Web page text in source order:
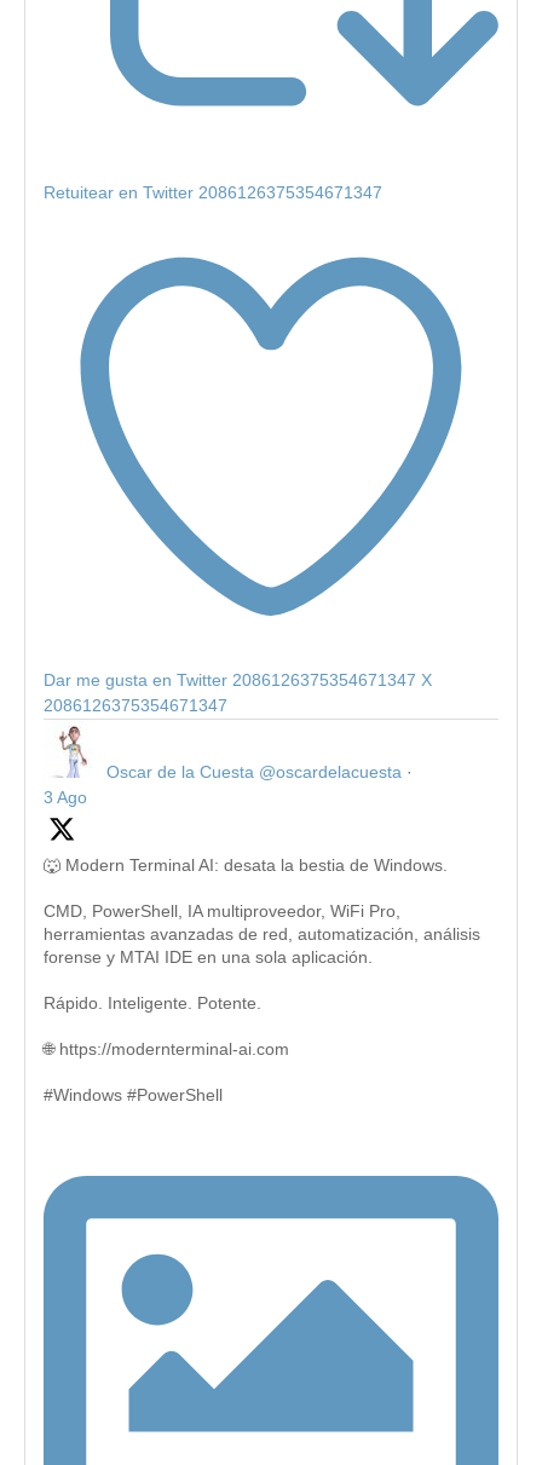
Retuitear en Twitter 2086126375354671347
Dar me gusta en Twitter 2086126375354671347 X
2086126375354671347
Oscar de la Cuesta @oscardelacuesta ·
3 Ago
🐺 Modern Terminal AI: desata la bestia de Windows.
CMD, PowerShell, IA multiproveedor, WiFi Pro,
herramientas avanzadas de red, automatización, análisis
forense y MTAI IDE en una sola aplicación.
Rápido. Inteligente. Potente.
🌐 https://modernterminal-ai.com
#Windows #PowerShell